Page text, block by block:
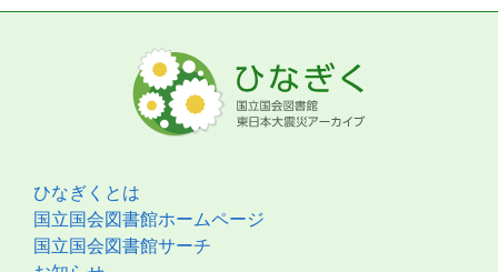
ひなぎくとは
国立国会図書館ホームページ
国立国会図書館サーチ